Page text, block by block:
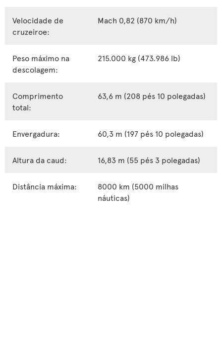
Velocidade de
cruzeiroe:
Mach 0,82 (870 km/h)
Peso máximo na
descolagem:
215.000 kg (473.986 lb)
Comprimento
total:
63,6 m (208 pés 10 polegadas)
Envergadura: 60,3 m (197 pés 10 polegadas)
Altura da caud: 16,83 m (55 pés 3 polegadas)
Distância máxima:
8000 km (5000 milhas
náuticas)